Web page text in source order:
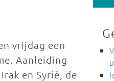
vrijdag een
Aanleiding
en Syrië, de